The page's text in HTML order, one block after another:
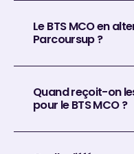
Le BTS MCO en
Parcoursup ?
Quand reçoit-on
pour le BTS MCO ?